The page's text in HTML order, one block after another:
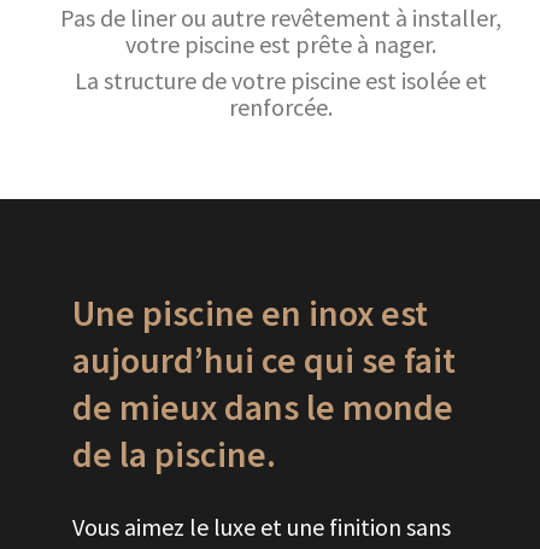
Pas de liner ou autre revêtement à installer,
votre piscine est prête à nager.
La structure de votre piscine est isolée et
renforcée.
Une piscine en inox est
aujourd’hui ce qui se fait
de mieux dans le monde
de la piscine.
Vous aimez le luxe et une finition sans